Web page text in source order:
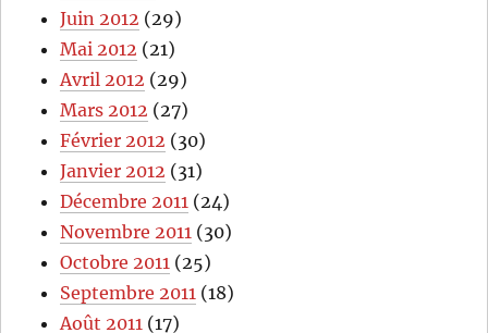
Juin 2012 (29)
Mai 2012 (21)
Avril 2012 (29)
Mars 2012 (27)
Février 2012 (30)
Janvier 2012 (31)
Décembre 2011 (24)
Novembre 2011 (30)
Octobre 2011 (25)
Septembre 2011 (18)
Août 2011 (17)